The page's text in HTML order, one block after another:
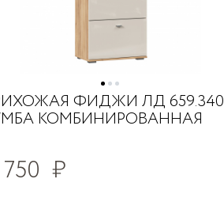
ФИДЖИ ЛД 659.340
КОМБИНИРОВАННАЯ
₽